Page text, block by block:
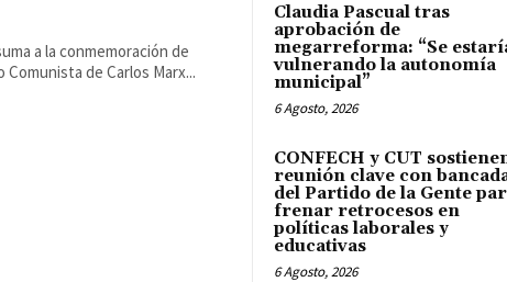
a la conmemoración de
de Carlos Marx...
Claudia Pascual tras
aprobación de
megarreforma: “Se
vulnerando la autonomía
municipal”
6 Agosto, 2026
CONFECH y CUT
reunión clave con
del Partido de la Gente
frenar retrocesos en
políticas laborales y
educativas
6 Agosto, 2026